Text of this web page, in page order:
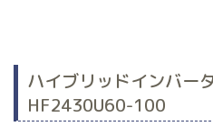
ハイブリッドインバー
HF2430U60-100